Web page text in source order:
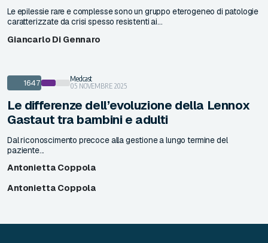
Le epilessie rare e complesse sono un gruppo eterogeneo di patologie
caratterizzate da crisi spesso resistenti ai...
Giancarlo Di Gennaro
1647
Medcast
05 NOVEMBRE 2025
Le differenze dell’evoluzione della Lennox
Gastaut tra bambini e adulti
Dal riconoscimento precoce alla gestione a lungo termine del
paziente...
Antonietta Coppola
Antonietta Coppola